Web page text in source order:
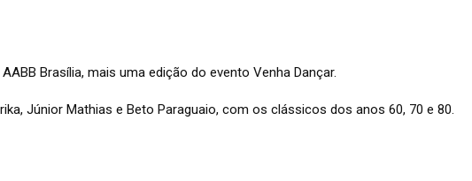
Brasília, mais uma edição do evento Venha Dançar.
Júnior Mathias e Beto Paraguaio, com os clássicos dos anos 60, 70 e 80.